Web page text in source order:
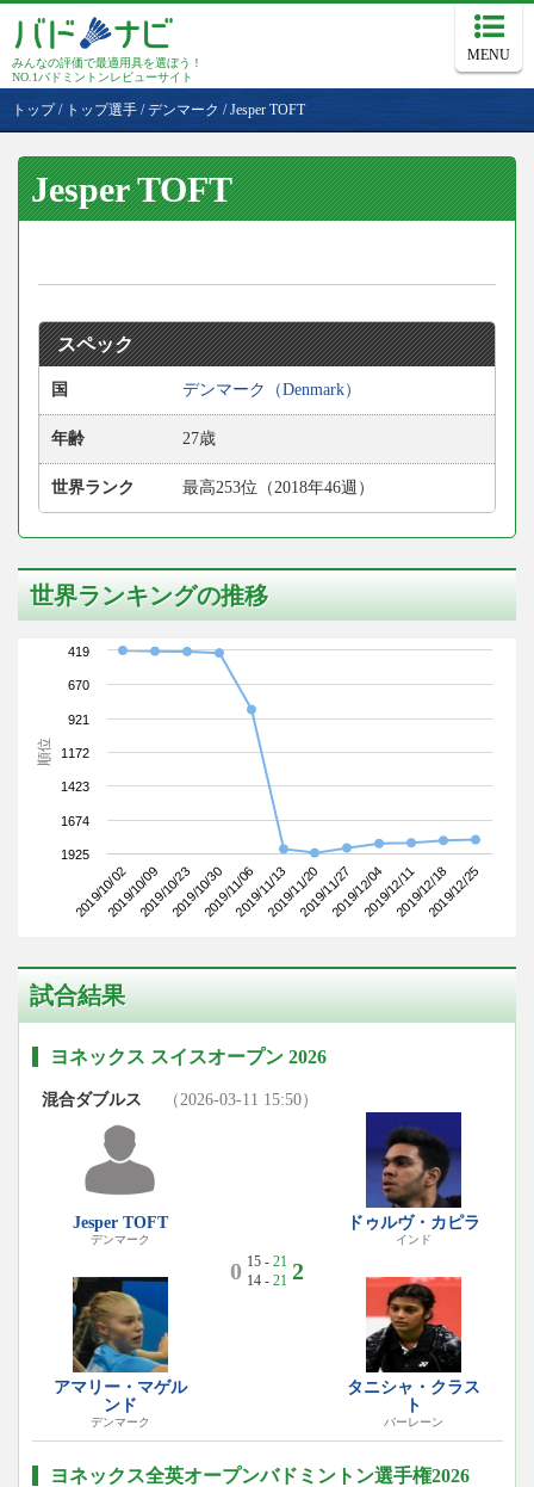
みんなの評価で最適用具を選ぼう！
NO.1バドミントンレビューサイト
MENU
トップ/ トップ選手 /デンマーク /Jesper TOFT
Jesper TOFT
スペック
国 デンマーク（Denmark）
年齢 27歳
世界ランク 最高253位（2018年46週）
世界ランキングの推移
順位
2019/10/022019/10/092019/10/232019/10/302019/11/062019/11/132019/11/202019/11/272019/12/042019/12/112019/12/182019/12/25
419
670
921
1172
1423
1674
1925
試合結果
ヨネックス スイスオープン 2026
混合ダブルス （2026-03-11 15:50）
Jesper TOFT
デンマーク
アマリー・マゲル
ンド
デンマーク
0 15 - 21
14 - 21 2
ドゥルヴ・カピラ
インド
タニシャ・クラス
ト
バーレーン
ヨネックス全英オープンバドミントン選手権2026